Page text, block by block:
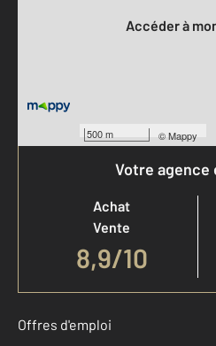
500 m ©Mappy
Accéder à
Votre agence
Achat
Vente
8,9/10
Offres d'emploi